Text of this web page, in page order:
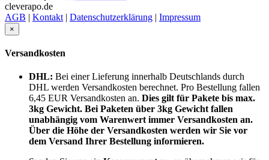
cleverapo.de
AGB | Kontakt | Datenschutzerklärung | Impressum
×
Versandkosten
DHL: Bei einer Lieferung innerhalb Deutschlands durch
DHL werden Versandkosten berechnet. Pro Bestellung fallen
6,45 EUR Versandkosten an. Dies gilt für Pakete bis max.
3kg Gewicht. Bei Paketen über 3kg Gewicht fallen
unabhängig vom Warenwert immer Versandkosten an.
Über die Höhe der Versandkosten werden wir Sie vor
dem Versand Ihrer Bestellung informieren.